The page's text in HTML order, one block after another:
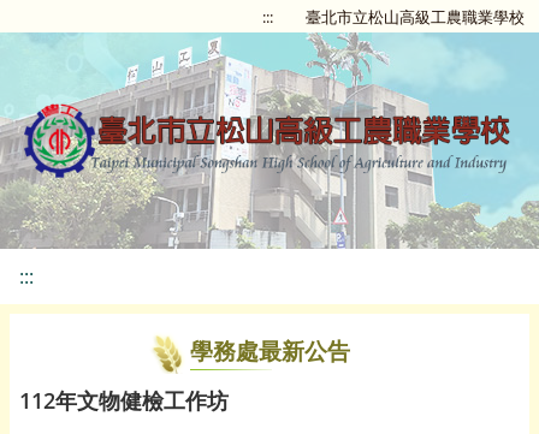
::: 臺北市立松山高級工農職業學校
:::
學務處最新公告
112年文物健檢工作坊